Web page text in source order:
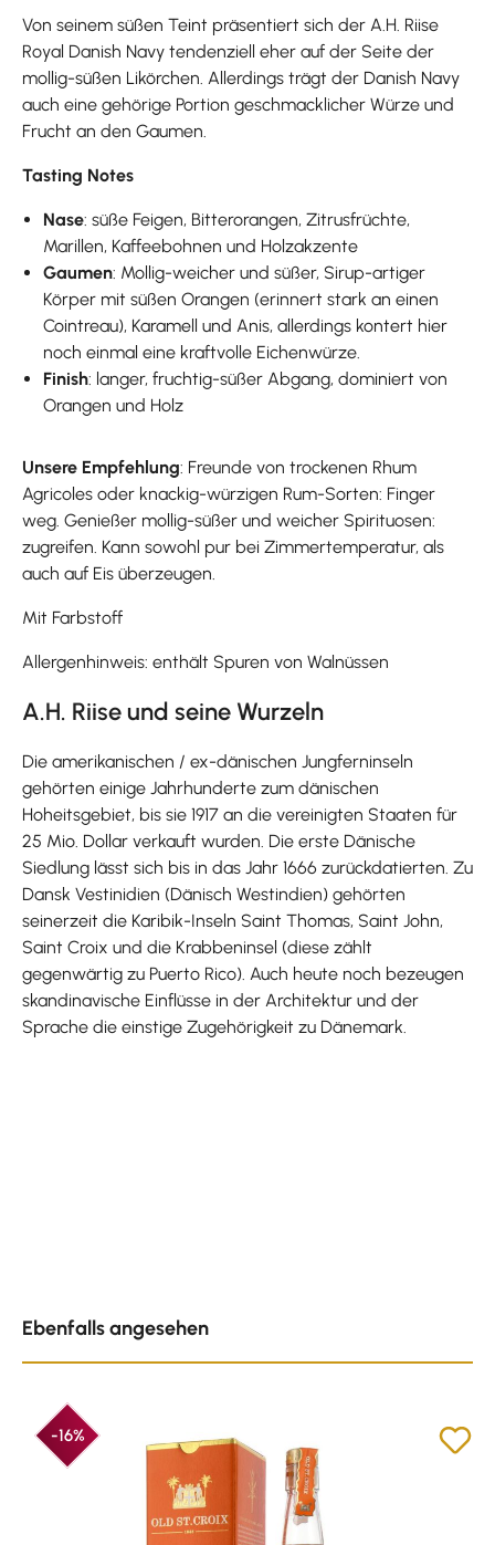
Von seinem süßen Teint präsentiert sich der A.H. Riise
Royal Danish Navy tendenziell eher auf der Seite der
mollig-süßen Likörchen. Allerdings trägt der Danish Navy
auch eine gehörige Portion geschmacklicher Würze und
Frucht an den Gaumen.
Tasting Notes
Nase: süße Feigen, Bitterorangen, Zitrusfrüchte,
Marillen, Kaffeebohnen und Holzakzente
Gaumen: Mollig-weicher und süßer, Sirup-artiger
Körper mit süßen Orangen (erinnert stark an einen
Cointreau), Karamell und Anis, allerdings kontert hier
noch einmal eine kraftvolle Eichenwürze.
Finish: langer, fruchtig-süßer Abgang, dominiert von
Orangen und Holz
Unsere Empfehlung: Freunde von trockenen Rhum
Agricoles oder knackig-würzigen Rum-Sorten: Finger
weg. Genießer mollig-süßer und weicher Spirituosen:
zugreifen. Kann sowohl pur bei Zimmertemperatur, als
auch auf Eis überzeugen.
Mit Farbstoff
Allergenhinweis: enthält Spuren von Walnüssen
A.H. Riise und seine Wurzeln
Die amerikanischen / ex-dänischen Jungferninseln
gehörten einige Jahrhunderte zum dänischen
Hoheitsgebiet, bis sie 1917 an die vereinigten Staaten für
25 Mio. Dollar verkauft wurden. Die erste Dänische
Siedlung lässt sich bis in das Jahr 1666 zurückdatierten. Zu
Dansk Vestinidien (Dänisch Westindien) gehörten
seinerzeit die Karibik-Inseln Saint Thomas, Saint John,
Saint Croix und die Krabbeninsel (diese zählt
gegenwärtig zu Puerto Rico). Auch heute noch bezeugen
skandinavische Einflüsse in der Architektur und der
Sprache die einstige Zugehörigkeit zu Dänemark.
Ebenfalls angesehen
-16%